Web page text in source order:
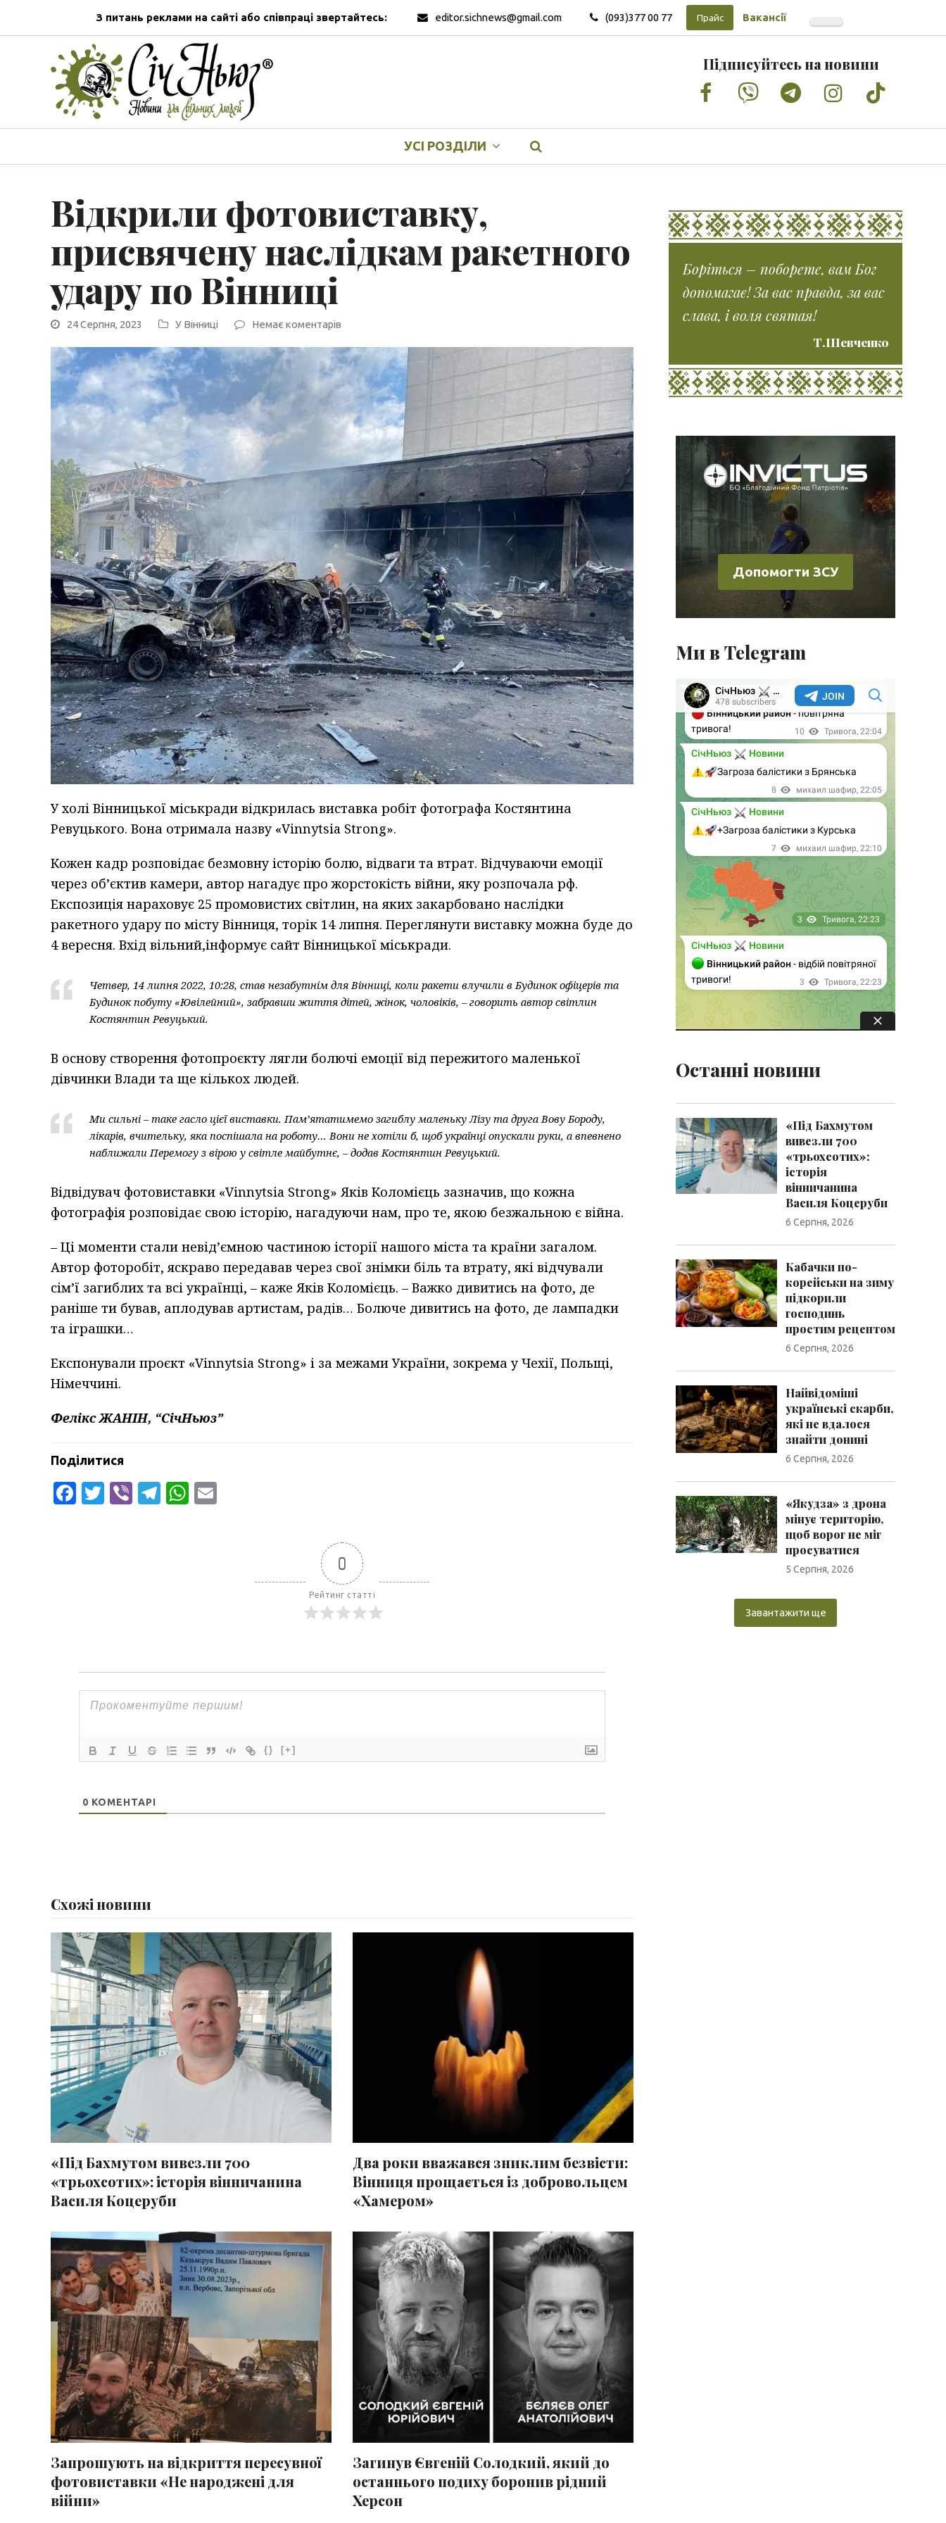
З питань реклами на сайті або співпраці звертайтесь: editor.sichnews@gmail.com (093)377 00 77 Прайс Вакансії
Підписуйтесь на новини
Facebook
VimeoTumblrInstagram
Tiktok
УСІ РОЗДІЛИ
Відкрили фотовиставку,
присвячену наслідкам ракетного
удару по Вінниці
24 Серпня, 2023 У Вінниці Немає коментарів
У холі Вінницької міськради відкрилась виставка робіт фотографа Костянтина
Ревуцького. Вона отримала назву «Vinnytsia Strong».
Кожен кадр розповідає безмовну історію болю, відваги та втрат. Відчуваючи емоції
через об’єктив камери, автор нагадує про жорстокість війни, яку розпочала рф.
Експозиція нараховує 25 промовистих світлин, на яких закарбовано наслідки
ракетного удару по місту Вінниця, торік 14 липня. Переглянути виставку можна буде до
4 вересня. Вхід вільний,інформує сайт Вінницької міськради.
Четвер, 14 липня 2022, 10:28, став незабутнім для Вінниці, коли ракети влучили в Будинок офіцерів та
Будинок побуту «Ювілейний», забравши життя дітей, жінок, чоловіків, – говорить автор світлин
Костянтин Ревуцький.
В основу створення фотопроєкту лягли болючі емоції від пережитого маленької
дівчинки Влади та ще кількох людей.
Ми сильні – таке гасло цієї виставки. Пам’ятатимемо загиблу маленьку Лізу та друга Вову Бороду,
лікарів, вчительку, яка поспішала на роботу… Вони не хотіли б, щоб українці опускали руки, а впевнено
наближали Перемогу з вірою у світле майбутнє, – додав Костянтин Ревуцький.
Відвідувач фотовиставки «Vinnytsia Strong» Яків Коломієць зазначив, що кожна
фотографія розповідає свою історію, нагадуючи нам, про те, якою безжальною є війна.
– Ці моменти стали невід’ємною частиною історії нашого міста та країни загалом.
Автор фоторобіт, яскраво передавав через свої знімки біль та втрату, які відчували
сім’ї загиблих та всі українці, – каже Яків Коломієць. – Важко дивитись на фото, де
раніше ти бував, аплодував артистам, радів… Болюче дивитись на фото, де лампадки
та іграшки…
Експонували проєкт «Vinnytsia Strong» і за межами України, зокрема у Чехії, Польщі,
Німеччині.
Фелікс ЖАНІН, “СічНьюз”
Поділитися
Facebook
Twitter
ViberTelegram
WhatsApp
0
Рейтинг статті
{} [+]
0 КОМЕНТАРІ
Схожі новини
«Під Бахмутом вивезли 700
«трьохсотих»: історія вінничанина
Василя Коцеруби
Два роки вважався зниклим безвісти:
Вінниця прощається із добровольцем
«Хамером»
Запрошують на відкриття пересувної
фотовиставки «Не народжені для
війни»
Загинув Євгеній Солодкий, який до
останнього подиху боронив рідний
Херсон
Боріться – поборете, вам Бог
допомагає! За вас правда, за вас
слава, і воля святая!
Т.Шевченко
Допомогти ЗСУ
Ми в Telegram
Останні новини
«Під Бахмутом
вивезли 700
«трьохсотих»:
історія
вінничанина
Василя Коцеруби
6 Серпня, 2026
Кабачки по-
корейськи на зиму
підкорили
господинь
простим рецептом
6 Серпня, 2026
Найвідоміші
українські скарби,
які не вдалося
знайти донині
6 Серпня, 2026
«Якудза» з дрона
мінує територію,
щоб ворог не міг
просуватися
5 Серпня, 2026
Завантажити ще